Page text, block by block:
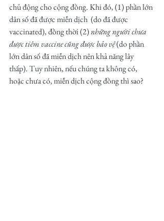
chủ động cho cộng đồng. Khi đó, (1) phần lớn
dân số đã được miễn dịch  (do đã được
vaccinated), đồng thời (2) những người chưa
được tiêm vaccine cũng được bảo vệ (do phần
lớn dân số đã miễn dịch nên khả năng lây
thấp). Tuy nhiên, nếu chúng ta không có,
hoặc chưa có, miễn dịch cộng đồng thì sao?